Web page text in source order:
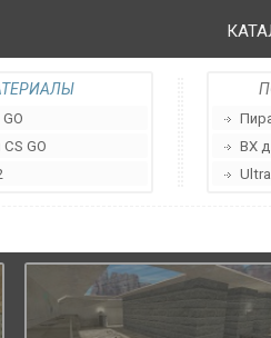
GO
ВХ